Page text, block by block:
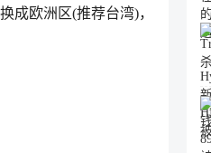
成欧洲区(推荐台湾)，